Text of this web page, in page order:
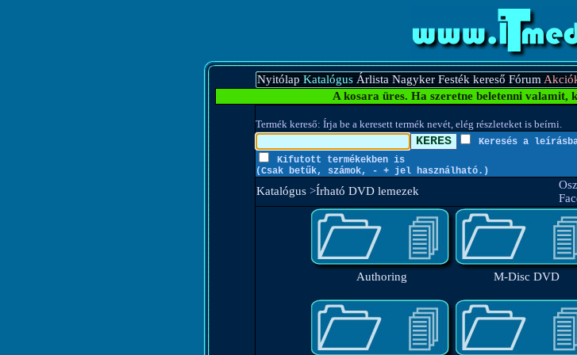
Nyitólap Katalógus Árlista Nagyker Festék kereső Fórum
A kosara üres. Ha szeretne beletenni valamit,
Termék kereső: Írja be a keresett termék nevét, elég részleteket is beírni.
Keresés a
Kifutott termékekben is
(Csak betűk, számok, - + jel használható.)
Katalógus>Írható DVD lemezek
Authoring M-Disc DVD